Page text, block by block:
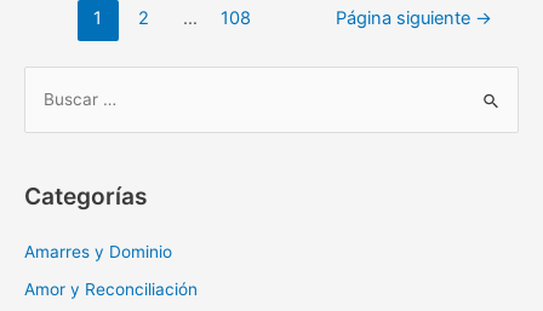
Carmen:
fortaleza
Navegación
1 2 … 108 Página siguiente →
r
Categorías
Amarres y Dominio
Amor y Reconciliación